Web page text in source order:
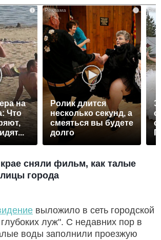
i
на
Что
i
Ролик длится
несколько секунд, а
смеяться вы будете
долго
сняли фильм, как талые
города
выложило в сеть городской
луж". С недавних пор в
воды заполнили проезжую